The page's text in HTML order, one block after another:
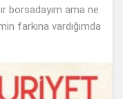
borsadayım ama ne
farkına vardığımda